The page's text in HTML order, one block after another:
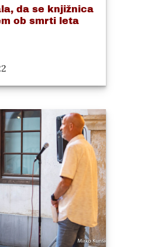
da se knjižnica
ob smrti leta